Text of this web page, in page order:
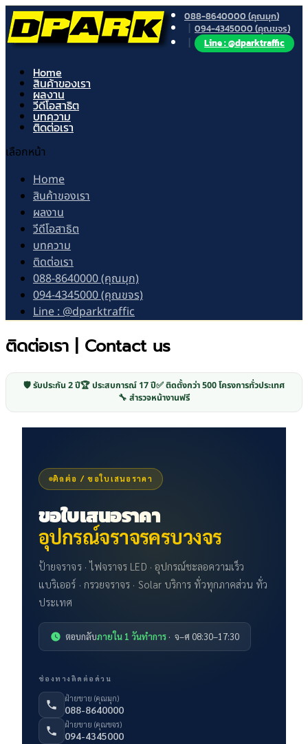
088-8640000 (คุณมุก)
094-4345000 (คุณขจร)
Line : @dparktraffic
Home
สินค้าของเรา
ผลงาน
วีดีโอสาธิต
บทความ
ติดต่อเรา
เลือกหน้า
Home
สินค้าของเรา
ผลงาน
วีดีโอสาธิต
บทความ
ติดต่อเรา
088-8640000 (คุณมุก)
094-4345000 (คุณขจร)
Line : @dparktraffic
ติดต่อเรา | Contact us
🛡️ รับประกัน 2 ปี🏆 ประสบการณ์ 17 ปี✅ ติดตั้งกว่า 500 โครงการทั่วประเทศ
🔧 สำรวจหน้างานฟรี
ติดต่อ / ขอใบเสนอราคา
ขอใบเสนอราคา
อุปกรณ์จราจรครบวงจร
ป้ายจราจร · ไฟจราจร LED · อุปกรณ์ชะลอความเร็ว
แบริเออร์ · กรวยจราจร · Solar บริการ ทั่วทุกภาคส่วน ทั่ว
ประเทศ
ตอบกลับภายใน 1 วันทำการ · จ–ศ 08:30–17:30
ช่องทางติดต่อด่วน
ฝ่ายขาย (คุณมุก)
088-8640000
ฝ่ายขาย (คุณขจร)
094-4345000